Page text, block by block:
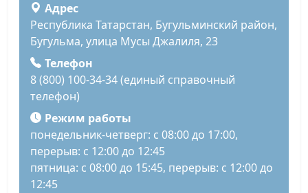
Адрес
Республика Татарстан, Бугульминский район,
Бугульма, улица Мусы Джалиля, 23
Телефон
8 (800) 100-34-34 (единый справочный
телефон)
Режим работы
понедельник-четверг: с 08:00 до 17:00,
перерыв: с 12:00 до 12:45
пятница: с 08:00 до 15:45, перерыв: с 12:00 до
12:45